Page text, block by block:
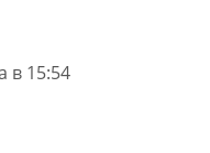
в 15:54